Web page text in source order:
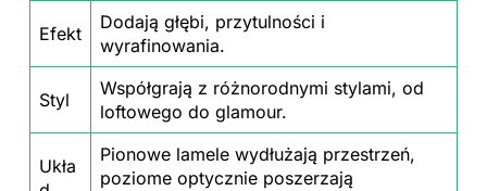
Efekt
Dodają głębi, przytulności i
wyrafinowania.
Styl
Współgrają z różnorodnymi stylami, od
loftowego do glamour.
Ukła
Pionowe lamele wydłużają przestrzeń,
poziome optycznie poszerzają